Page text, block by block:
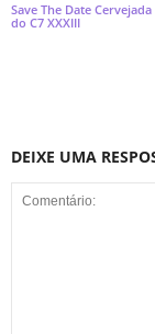
Save The Date Cervejada
do C7 XXXIII
DEIXE UMA